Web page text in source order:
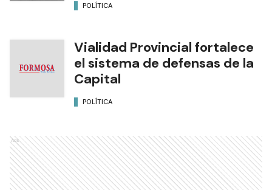
POLÍTICA
Vialidad Provincial fortalece
el sistema de defensas de la
Capital
POLÍTICA
Ads